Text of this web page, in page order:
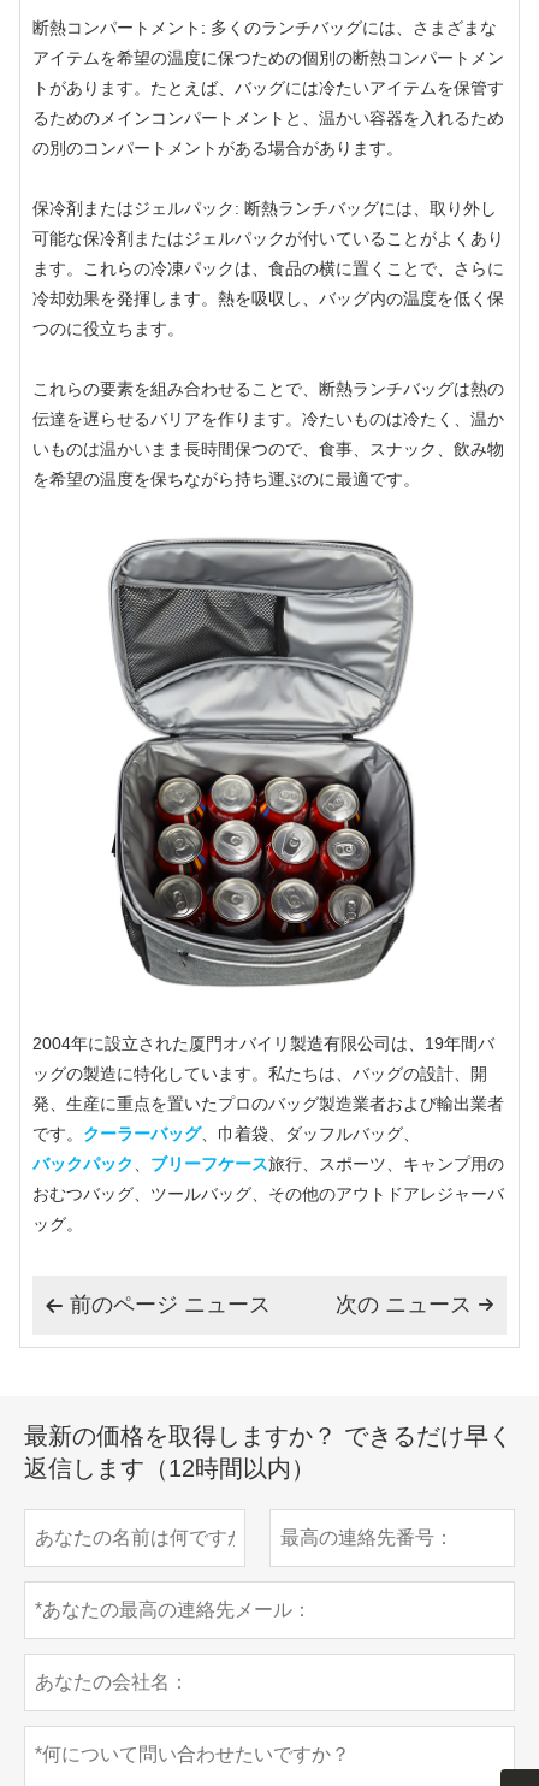
断熱コンパートメント: 多くのランチバッグには、さまざまな
アイテムを希望の温度に保つための個別の断熱コンパートメン
トがあります。たとえば、バッグには冷たいアイテムを保管す
るためのメインコンパートメントと、温かい容器を入れるため
の別のコンパートメントがある場合があります。
保冷剤またはジェルパック: 断熱ランチバッグには、取り外し
可能な保冷剤またはジェルパックが付いていることがよくあり
ます。これらの冷凍パックは、食品の横に置くことで、さらに
冷却効果を発揮します。熱を吸収し、バッグ内の温度を低く保
つのに役立ちます。
これらの要素を組み合わせることで、断熱ランチバッグは熱の
伝達を遅らせるバリアを作ります。冷たいものは冷たく、温か
いものは温かいまま長時間保つので、食事、スナック、飲み物
を希望の温度を保ちながら持ち運ぶのに最適です。
2004年に設立された厦門オバイリ製造有限公司は、19年間バ
ッグの製造に特化しています。私たちは、バッグの設計、開
発、生産に重点を置いたプロのバッグ製造業者および輸出業者
です。 クーラーバッグ、巾着袋、ダッフルバッグ、
バックパック
ブリーフケース旅行、スポーツ、キャンプ用の
おむつバッグ、ツールバッグ、その他のアウトドアレジャーバ
ッグ。
 前のページ ニュース 
次の ニュース
最新の価格を取得しますか？ できるだけ早く
返信します（12時間以内）